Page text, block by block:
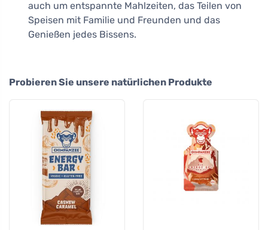
auch um entspannte Mahlzeiten, das Teilen von
Speisen mit Familie und Freunden und das
Genießen jedes Bissens.
Probieren Sie unsere natürlichen Produkte